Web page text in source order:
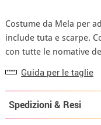
Costume da Mela per
include tuta e scarpe.
con tutte le nomative
Guida per le taglie
Spedizioni & Resi